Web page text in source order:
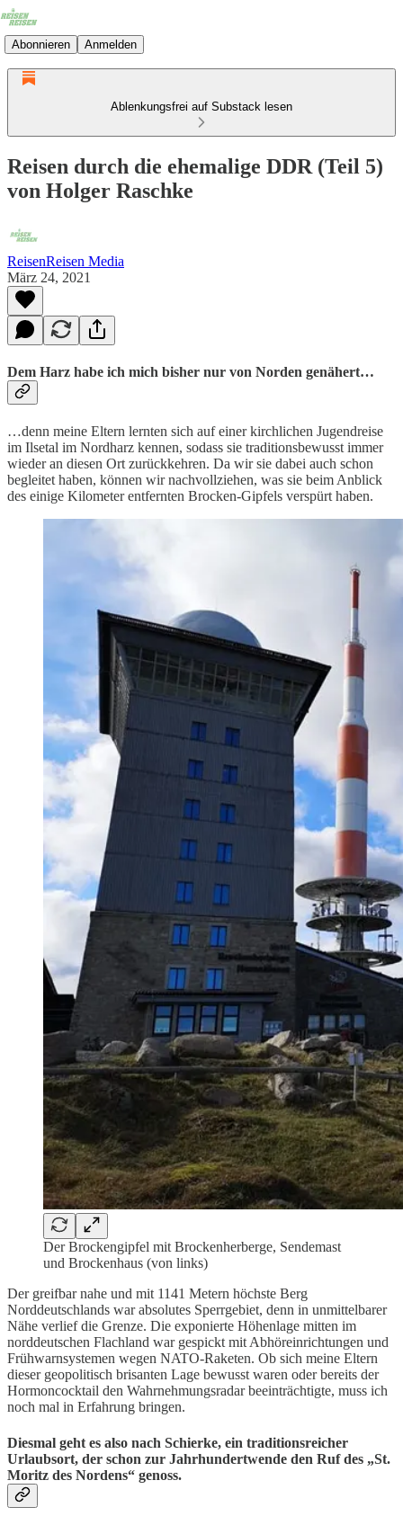
Abonnieren Anmelden
Ablenkungsfrei auf Substack lesen
Reisen durch die ehemalige DDR (Teil 5)
von Holger Raschke
ReisenReisen Media
März 24, 2021
Dem Harz habe ich mich bisher nur von Norden genähert…
…denn meine Eltern lernten sich auf einer kirchlichen Jugendreise
im Ilsetal im Nordharz kennen, sodass sie traditionsbewusst immer
wieder an diesen Ort zurückkehren. Da wir sie dabei auch schon
begleitet haben, können wir nachvollziehen, was sie beim Anblick
des einige Kilometer entfernten Brocken-Gipfels verspürt haben.
Der Brockengipfel mit Brockenherberge, Sendemast
und Brockenhaus (von links)
Der greifbar nahe und mit 1141 Metern höchste Berg
Norddeutschlands war absolutes Sperrgebiet, denn in unmittelbarer
Nähe verlief die Grenze. Die exponierte Höhenlage mitten im
norddeutschen Flachland war gespickt mit Abhöreinrichtungen und
Frühwarnsystemen wegen NATO-Raketen. Ob sich meine Eltern
dieser geopolitisch brisanten Lage bewusst waren oder bereits der
Hormoncocktail den Wahrnehmungsradar beeinträchtigte, muss ich
noch mal in Erfahrung bringen.
Diesmal geht es also nach Schierke, ein traditionsreicher
Urlaubsort, der schon zur Jahrhundertwende den Ruf des „St.
Moritz des Nordens“ genoss.